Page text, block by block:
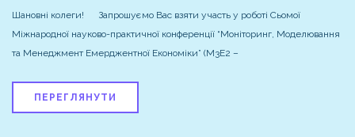
Шановні колеги! Запрошуємо Вас взяти участь у роботі Сьомої
Міжнародної науково-практичної конференції “Моніторинг, Моделювання
та Менеджмент Емерджентної Економіки” (М3Е2 –
ПЕРЕГЛЯНУТИ